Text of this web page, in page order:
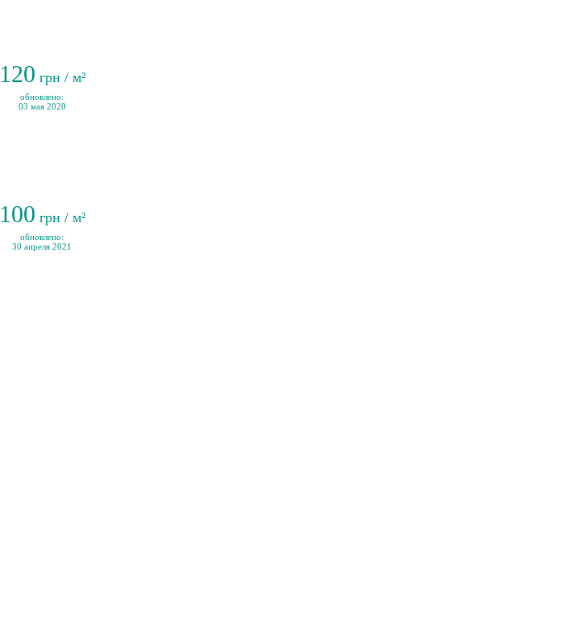
120 грн / м²
обновлено:
03 мая 2020
100 грн / м²
обновлено:
30 апреля 2021